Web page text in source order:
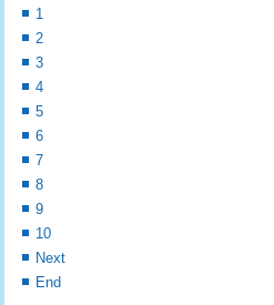
1
2
3
4
5
6
7
8
9
10
Next
End